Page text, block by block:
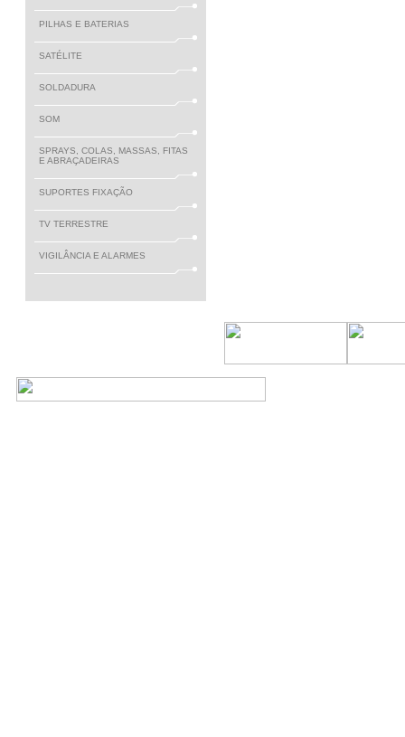
PILHAS E BATERIAS
SATÉLITE
SOLDADURA
SOM
SPRAYS, COLAS, MASSAS, FITAS
E ABRAÇADEIRAS
SUPORTES FIXAÇÃO
TV TERRESTRE
VIGILÂNCIA E ALARMES